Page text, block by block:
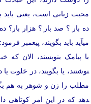
محبت زبانی است، یعنی باید
ده بار ؟ صد بار ؟ هزار بار؟
می­آید باید بگویند، پیغمبر
با پیامک بنویسند، الان که
نوشتند، یا بگویند، در
مطلب را زن و شوهر به هم
دهد که در این امر کوتاهی